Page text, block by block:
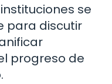
se
para discutir
progreso de